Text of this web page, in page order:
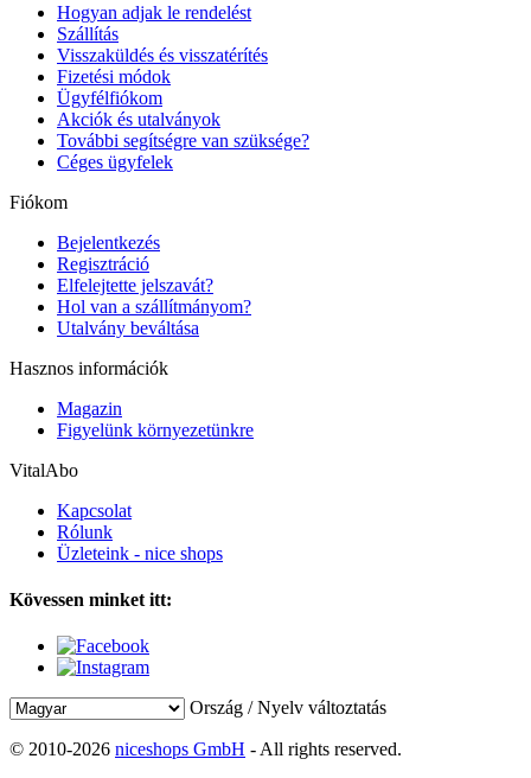
Hogyan adjak le rendelést
Szállítás
Visszaküldés és visszatérítés
Fizetési módok
Ügyfélfiókom
Akciók és utalványok
További segítségre van szüksége?
Céges ügyfelek
Fiókom
Bejelentkezés
Regisztráció
Elfelejtette jelszavát?
Hol van a szállítmányom?
Utalvány beváltása
Hasznos információk
Magazin
Figyelünk környezetünkre
VitalAbo
Kapcsolat
Rólunk
Üzleteink - nice shops
Kövessen minket itt:
Ország / Nyelv változtatás
© 2010-2026 niceshops GmbH - All rights reserved.